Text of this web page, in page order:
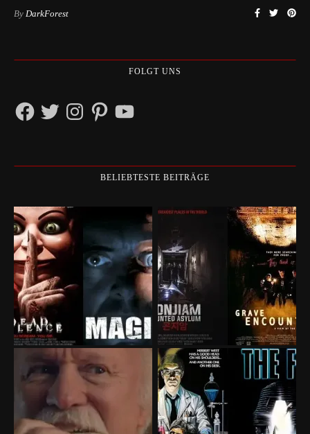
By DarkForest
FOLGT UNS
FacebookTwitterInstagramPinterestYouTube
BELIEBTESTE BEITRÄGE